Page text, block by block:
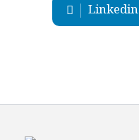
Linkedin